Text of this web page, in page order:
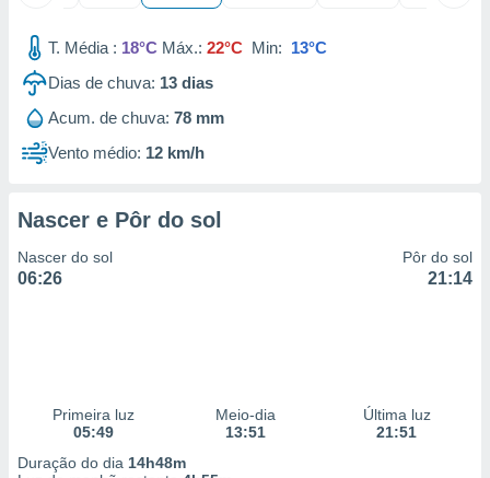
T. Média : 18°C Máx.: 22°C Min: 13°C
Dias de chuva: 13 dias
Acum. de chuva: 78 mm
Vento médio: 12 km/h
Nascer e Pôr do sol
Nascer do sol
06:26
Pôr do sol
21:14
Primeira luz
05:49
Meio-dia
13:51
Última luz
21:51
Duração do dia 14h48m